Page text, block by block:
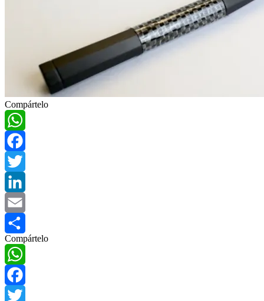
Compártelo
WhatsApp
Facebook
Twitter
LinkedIn
Email
Compartir
Compártelo
WhatsApp
Facebook